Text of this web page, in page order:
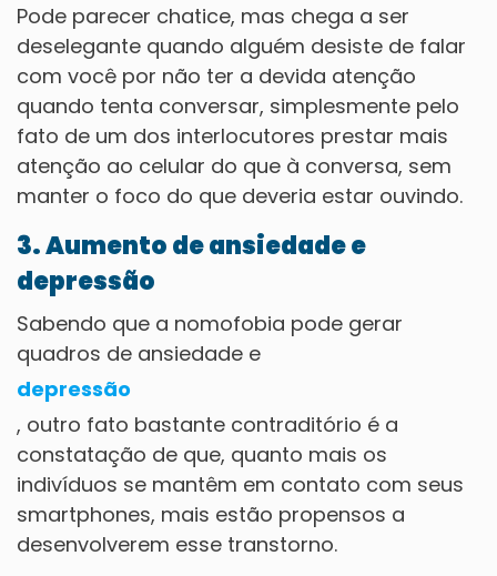
Pode parecer chatice, mas chega a ser
deselegante quando alguém desiste de falar
com você por não ter a devida atenção
quando tenta conversar, simplesmente pelo
fato de um dos interlocutores prestar mais
atenção ao celular do que à conversa, sem
manter o foco do que deveria estar ouvindo.
3. Aumento de ansiedade e
depressão
Sabendo que a nomofobia pode gerar
quadros de ansiedade e
depressão
, outro fato bastante contraditório é a
constatação de que, quanto mais os
indivíduos se mantêm em contato com seus
smartphones, mais estão propensos a
desenvolverem esse transtorno.